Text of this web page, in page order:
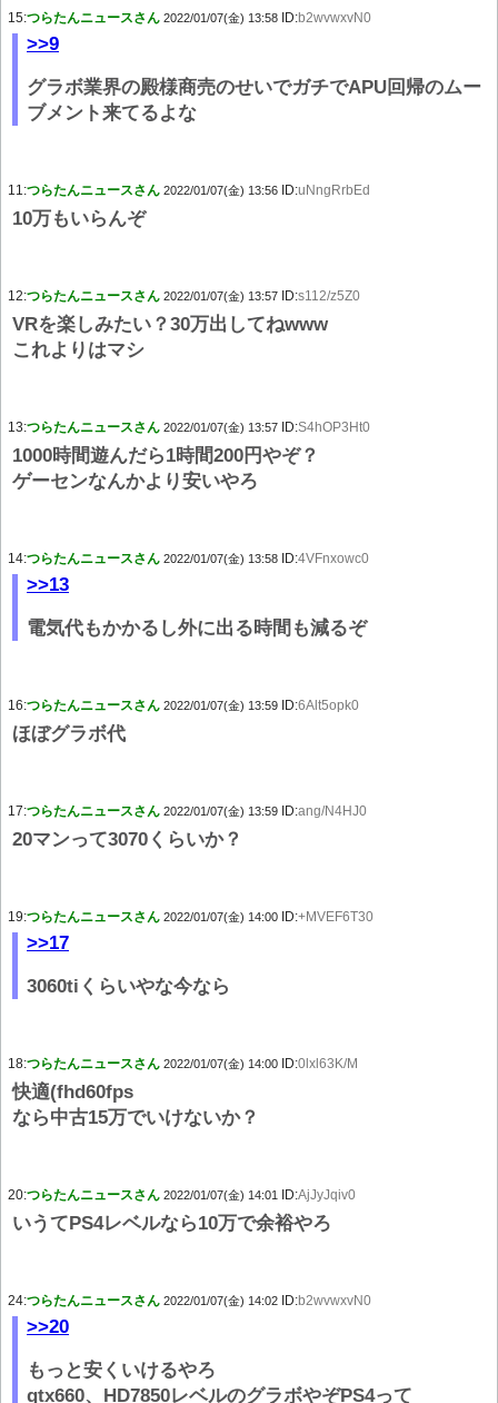
15:つらたんニュースさん 2022/01/07(金) 13:58 ID:b2wvwxvN0
>>9
グラボ業界の殿様商売のせいでガチでAPU回帰のムー
ブメント来てるよな
11:つらたんニュースさん 2022/01/07(金) 13:56 ID:uNngRrbEd
10万もいらんぞ
12:つらたんニュースさん 2022/01/07(金) 13:57 ID:s112/z5Z0
VRを楽しみたい？30万出してねwww
これよりはマシ
13:つらたんニュースさん 2022/01/07(金) 13:57 ID:S4hOP3Ht0
1000時間遊んだら1時間200円やぞ？
ゲーセンなんかより安いやろ
14:つらたんニュースさん 2022/01/07(金) 13:58 ID:4VFnxowc0
>>13
電気代もかかるし外に出る時間も減るぞ
16:つらたんニュースさん 2022/01/07(金) 13:59 ID:6Alt5opk0
ほぼグラボ代
17:つらたんニュースさん 2022/01/07(金) 13:59 ID:ang/N4HJ0
20マンって3070くらいか？
19:つらたんニュースさん 2022/01/07(金) 14:00 ID:+MVEF6T30
>>17
3060tiくらいやな今なら
18:つらたんニュースさん 2022/01/07(金) 14:00 ID:0lxl63K/M
快適(fhd60fps
なら中古15万でいけないか？
20:つらたんニュースさん 2022/01/07(金) 14:01 ID:AjJyJqiv0
いうてPS4レベルなら10万で余裕やろ
24:つらたんニュースさん 2022/01/07(金) 14:02 ID:b2wvwxvN0
>>20
もっと安くいけるやろ
gtx660、HD7850レベルのグラボやぞPS4って